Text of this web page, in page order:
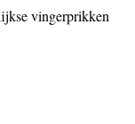
vingerprikken